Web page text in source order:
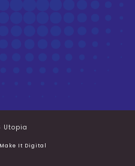
Utopia
Make It Digital